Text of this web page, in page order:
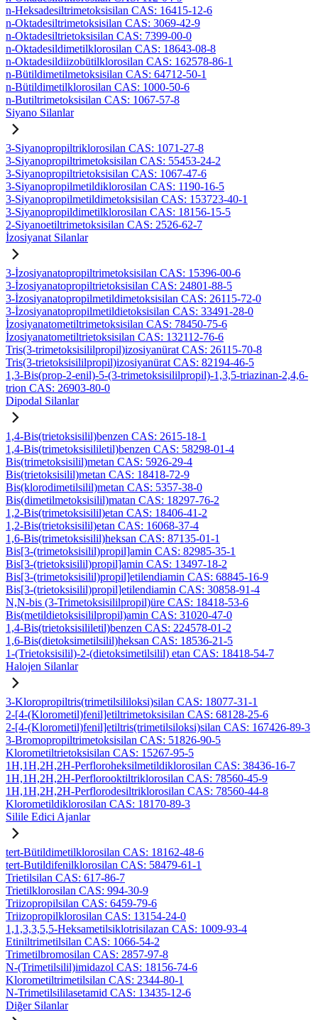
n-Heksadesiltrimetoksisilan CAS: 16415-12-6
n-Oktadesiltrimetoksisilan CAS: 3069-42-9
n-Oktadesiltrietoksisilan CAS: 7399-00-0
n-Oktadesildimetilklorosilan CAS: 18643-08-8
n-Oktadesildiizobütilklorosilan CAS: 162578-86-1
n-Bütildimetilmetoksisilan CAS: 64712-50-1
n-Bütildimetilklorosilan CAS: 1000-50-6
n-Butiltrimetoksisilan CAS: 1067-57-8
Siyano Silanlar
3-Siyanopropiltriklorosilan CAS: 1071-27-8
3-Siyanopropiltrimetoksisilan CAS: 55453-24-2
3-Siyanopropiltrietoksisilan CAS: 1067-47-6
3-Siyanopropilmetildiklorosilan CAS: 1190-16-5
3-Siyanopropilmetildimetoksisilan CAS: 153723-40-1
3-Siyanopropildimetilklorosilan CAS: 18156-15-5
2-Siyanoetiltrimetoksisilan CAS: 2526-62-7
İzosiyanat Silanlar
3-İzosiyanatopropiltrimetoksisilan CAS: 15396-00-6
3-İzosiyanatopropiltrietoksisilan CAS: 24801-88-5
3-İzosiyanatopropilmetildimetoksisilan CAS: 26115-72-0
3-İzosiyanatopropilmetildietoksisilan CAS: 33491-28-0
İzosiyanatometiltrimetoksisilan CAS: 78450-75-6
İzosiyanatometiltrietoksisilan CAS: 132112-76-6
Tris(3-trimetoksisililpropil)izosiyanürat CAS: 26115-70-8
Tris(3-trietoksisililpropil)izosiyanürat CAS: 82194-46-5
1,3-Bis(prop-2-enil)-5-(3-trimetoksisililpropil)-1,3,5-triazinan-2,4,6-
trion CAS: 26903-80-0
Dipodal Silanlar
1,4-Bis(trietoksisilil)benzen CAS: 2615-18-1
1,4-Bis(trimetoksisililetil)benzen CAS: 58298-01-4
Bis(trimetoksisilil)metan CAS: 5926-29-4
Bis(trietoksisilil)metan CAS: 18418-72-9
Bis(klorodimetilsilil)metan CAS: 5357-38-0
Bis(dimetilmetoksisilil)matan CAS: 18297-76-2
1,2-Bis(trimetoksisilil)etan CAS: 18406-41-2
1,2-Bis(trietoksisilil)etan CAS: 16068-37-4
1,6-Bis(trimetoksisilil)heksan CAS: 87135-01-1
Bis[3-(trimetoksisilil)propil]amin CAS: 82985-35-1
Bis[3-(trietoksisilil)propil]amin CAS: 13497-18-2
Bis[3-(trimetoksisilil)propil]etilendiamin CAS: 68845-16-9
Bis[3-(trietoksisilil)propil]etilendiamin CAS: 30858-91-4
N,N-bis (3-Trimetoksisililpropil)üre CAS: 18418-53-6
Bis(metildietoksisililpropil)amin CAS: 31020-47-0
1,4-Bis(trietoksisililetil)benzen CAS: 224578-01-2
1,6-Bis(dietoksimetilsilil)heksan CAS: 18536-21-5
1-(Trietoksisilil)-2-(dietoksimetilsilil) etan CAS: 18418-54-7
Halojen Silanlar
3-Kloropropiltris(trimetilsililoksi)silan CAS: 18077-31-1
2-[4-(Klorometil)fenil]etiltrimetoksisilan CAS: 68128-25-6
2-[4-(Klorometil)fenil]etiltris(trimetilsiloksi)silan CAS: 167426-89-3
3-Bromopropiltrimetoksisilan CAS: 51826-90-5
Klorometiltrietoksisilan CAS: 15267-95-5
1H,1H,2H,2H-Perfloroheksilmetildiklorosilan CAS: 38436-16-7
1H,1H,2H,2H-Perflorooktiltriklorosilan CAS: 78560-45-9
1H,1H,2H,2H-Perflorodesiltriklorosilan CAS: 78560-44-8
Klorometildiklorosilan CAS: 18170-89-3
Silile Edici Ajanlar
tert-Bütildimetilklorosilan CAS: 18162-48-6
tert-Butildifenilklorosilan CAS: 58479-61-1
Trietilsilan CAS: 617-86-7
Trietilklorosilan CAS: 994-30-9
Triizopropilsilan CAS: 6459-79-6
Triizopropilklorosilan CAS: 13154-24-0
1,1,3,3,5,5-Heksametilsiklotrisilazan CAS: 1009-93-4
Etiniltrimetilsilan CAS: 1066-54-2
Trimetilbromosilan CAS: 2857-97-8
N-(Trimetilsilil)imidazol CAS: 18156-74-6
Klorometiltrimetilsilan CAS: 2344-80-1
N-Trimetilsililasetamid CAS: 13435-12-6
Diğer Silanlar